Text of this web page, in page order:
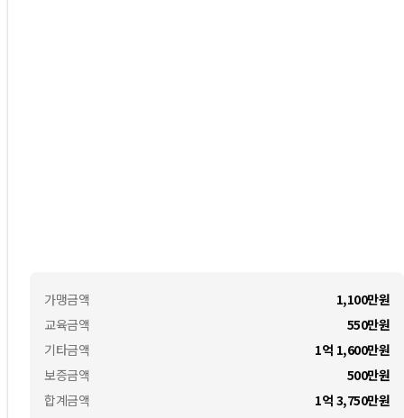
가맹금액
교육금액
기타금액
보증금액
합계금액
1,100만원
550만원
1억 1,600만원
500만원
1억 3,750만원